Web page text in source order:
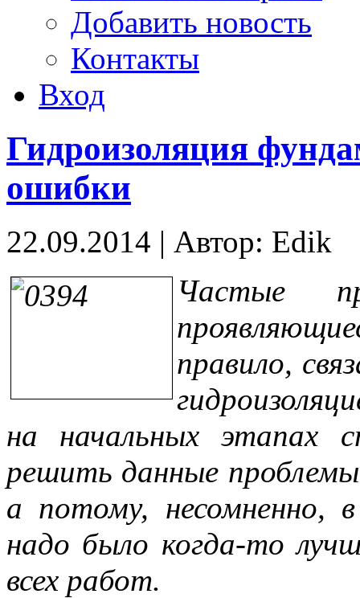
Добавить новость
Контакты
Вход
Гидроизоляция
ошибки
22.09.2014 | Автор: Edik
Частые
правило,
на начальных этапах
решить данные
а потому, несомненно,
надо было когда-то
всех работ.